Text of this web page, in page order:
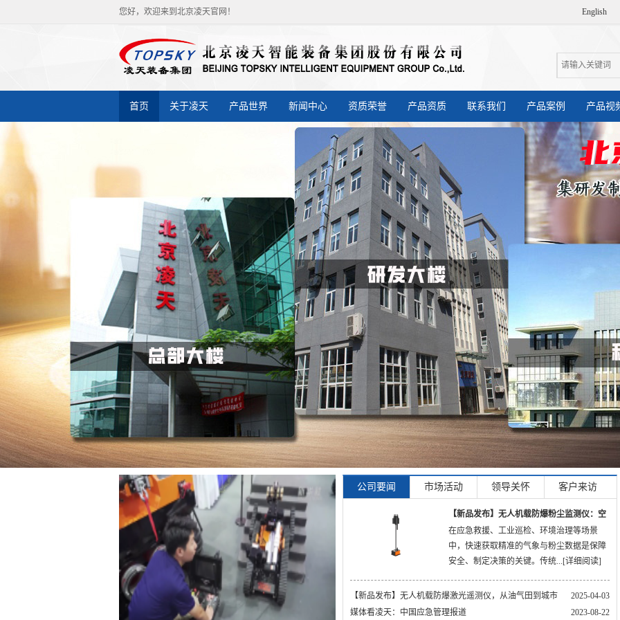
您好，欢迎来到北京凌天官网！ English
首页 关于凌天 产品世界 新闻中心 资质荣誉 产品资质 联系我们 产品案例 产品视
公司要闻 市场活动 领导关怀 客户来访
【新品发布】无人机载防爆粉尘监测仪：空
中巡检，让隐患无所遁形
在应急救援、工业巡检、环境治理等场景
中，快速获取精准的气象与粉尘数据是保障
安全、制定决策的关键。传统...[详细阅读]
【新品发布】无人机载防爆激光遥测仪，从油气田到城市
管网，不留盲区
2025-04-03
媒体看凌天：中国应急管理报道
2023-08-22